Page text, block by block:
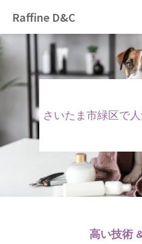
Raffine D&C
さいたま市緑区で
高い技術
Home
ペットホテル
ぞのペットクリニック
猫カフェ